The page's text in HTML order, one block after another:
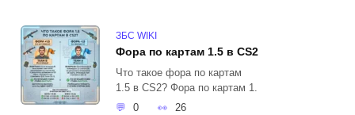
ЗБС WIKI
Фора по картам 1.5 в CS2
Что такое фора по картам
1.5 в CS2? Фора по картам 1.
0
26